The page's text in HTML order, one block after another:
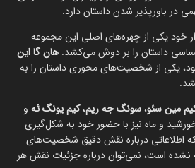
در باورپذیر شدن داستان دارد.
خود یکی از چهره‌های اصلی این مجموعه
داستان را بر دوش می‌کشد. هان گا این
یکی از شخصیت‌های محوری داستان را به
مین سئو،سونگ جه ریم،کیم یونگ ئه و
خورشید و ماه نیز با حضور خود به شکل‌گیری
اطلاعاتی درباره نقش دقیق شخصیت‌های
نشده است، نمی‌توان درباره جزئیات نقش هر